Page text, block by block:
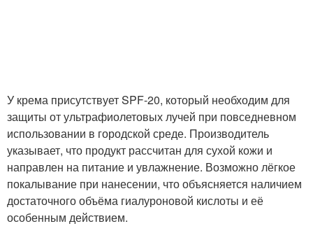
У крема присутствует SPF-20, который необходим для
защиты от ультрафиолетовых лучей при повседневном
использовании в городской среде. Производитель
указывает, что продукт рассчитан для сухой кожи и
направлен на питание и увлажнение. Возможно лёгкое
покалывание при нанесении, что объясняется наличием
достаточного объёма гиалуроновой кислоты и её
особенным действием.